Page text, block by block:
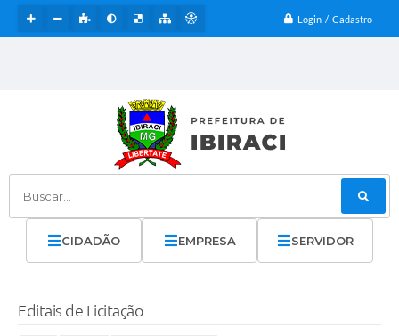
Login / Cadastro
Buscar...
CIDADÃO EMPRESA SERVIDOR
Editais de Licitação